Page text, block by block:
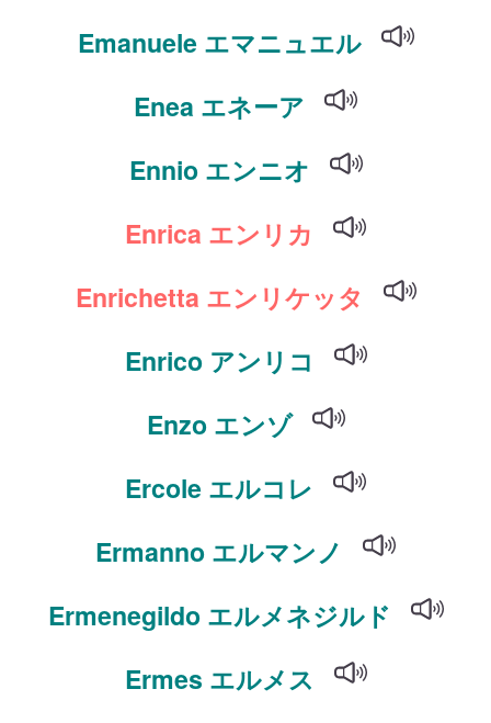
Emanuele エマニュエル
Enea エネーア
Ennio エンニオ
Enrica エンリカ
Enrichetta エンリケッタ
Enrico アンリコ
Enzo エンゾ
Ercole エルコレ
Ermanno エルマンノ
Ermenegildo エルメネジルド
Ermes エルメス